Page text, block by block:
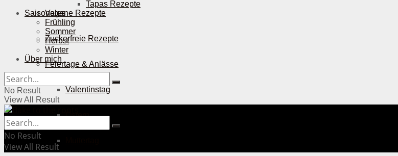
Vegane Rezepte
Zuckerfreie Rezepte
Feiertage & Anlässe
Valentinstag
Ostern
Tapas Rezepte
Saisonales
Frühling
Sommer
Herbst
Winter
Über mich
No Result
View All Result
No Result
View All Result